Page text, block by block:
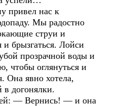
привел нас к
Мы радостно
струи и
и брызгаться. Лойси
прозрачной воды и
чтобы оглянуться и
Она явно хотела,
в догонялки.
— Вернись! — и она